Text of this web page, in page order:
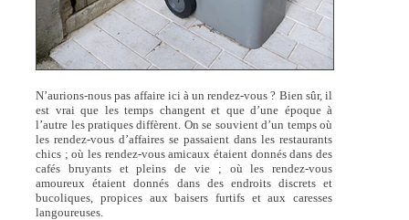
N’aurions-nous pas affaire ici à un rendez-vous ? Bien sûr, il
est vrai que les temps changent et que d’une époque à
l’autre les pratiques diffèrent. On se souvient d’un temps où
les rendez-vous d’affaires se passaient dans les restaurants
chics ; où les rendez-vous amicaux étaient donnés dans des
cafés bruyants et pleins de vie ; où les rendez-vous
amoureux étaient donnés dans des endroits discrets et
bucoliques, propices aux baisers furtifs et aux caresses
langoureuses.